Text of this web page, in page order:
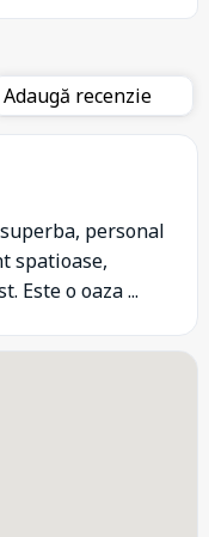
Adaugă recenzie
personal
spatioase,
Este o oaza ...